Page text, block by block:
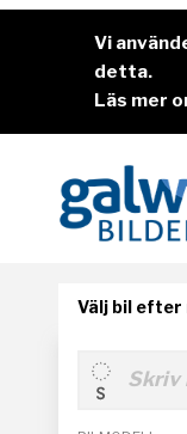
Vi
detta.
Läs mer
Välj bil